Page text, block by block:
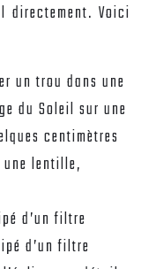
directement. Voici
un trou dans une
du Soleil sur une
centimètres
lentille,
d’un filtre
d’un filtre